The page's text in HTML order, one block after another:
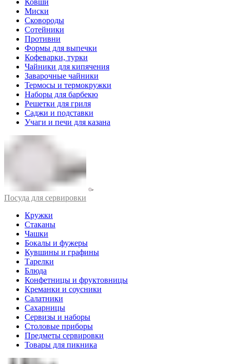
Миски
Сковороды
Сотейники
Противни
Формы для выпечки
Кофеварки, турки
Чайники для кипячения
Заварочные чайники
Термосы и термокружки
Наборы для барбекю
Решетки для гриля
Саджи и подставки
Учаги и печи для казана
Посуда для сервировки
Кружки
Стаканы
Чашки
Бокалы и фужеры
Кувшины и графины
Тарелки
Блюда
Конфетницы и фруктовницы
Креманки и соусники
Салатники
Сахарницы
Сервизы и наборы
Столовые приборы
Предметы сервировки
Товары для пикника